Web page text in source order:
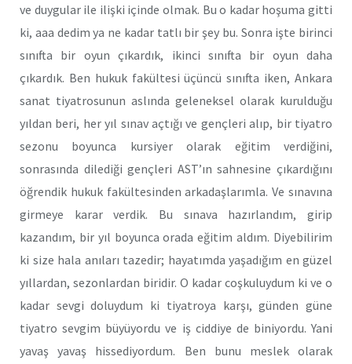
ve duygular ile ilişki içinde olmak. Bu o kadar hoşuma gitti
ki, aaa dedim ya ne kadar tatlı bir şey bu. Sonra işte birinci
sınıfta bir oyun çıkardık, ikinci sınıfta bir oyun daha
çıkardık. Ben hukuk fakültesi üçüncü sınıfta iken, Ankara
sanat tiyatrosunun aslında geleneksel olarak kurulduğu
yıldan beri, her yıl sınav açtığı ve gençleri alıp, bir tiyatro
sezonu boyunca kursiyer olarak eğitim verdiğini,
sonrasında dilediği gençleri AST’ın sahnesine çıkardığını
öğrendik hukuk fakültesinden arkadaşlarımla. Ve sınavına
girmeye karar verdik. Bu sınava hazırlandım, girip
kazandım, bir yıl boyunca orada eğitim aldım. Diyebilirim
ki size hala anıları tazedir; hayatımda yaşadığım en güzel
yıllardan, sezonlardan biridir. O kadar coşkuluydum ki ve o
kadar sevgi doluydum ki tiyatroya karşı, günden güne
tiyatro sevgim büyüyordu ve iş ciddiye de biniyordu. Yani
yavaş yavaş hissediyordum. Ben bunu meslek olarak